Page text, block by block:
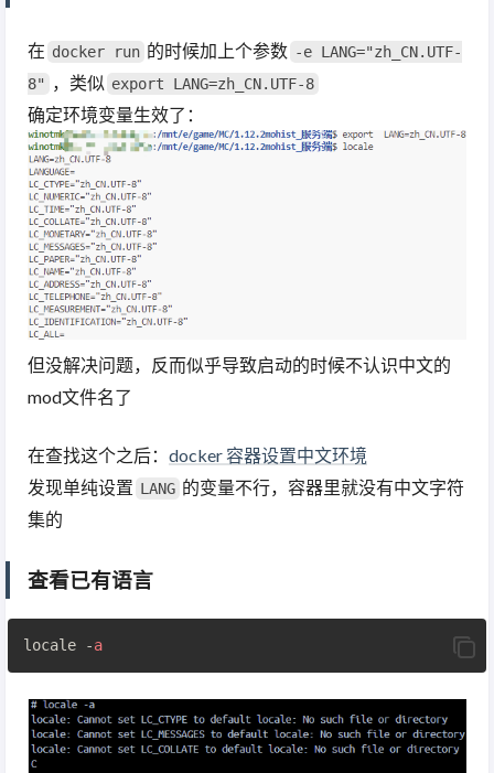
在 docker run 的时候加上个参数 -e LANG="zh_CN.UTF-
8"
，类似 export LANG=zh_CN.UTF-8
确定环境变量生效了：
但没解决问题，反而似乎导致启动的时候不认识中文的
mod文件名了
在查找这个之后： docker 容器设置中文环境
发现单纯设置 LANG 的变量不行，容器里就没有中文字符
集的
查看已有语言
locale -a